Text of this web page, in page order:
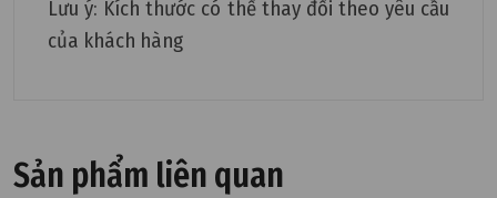
Lưu ý: Kích thước có thể thay đổi theo yêu cầu
của khách hàng
Sản phẩm liên quan